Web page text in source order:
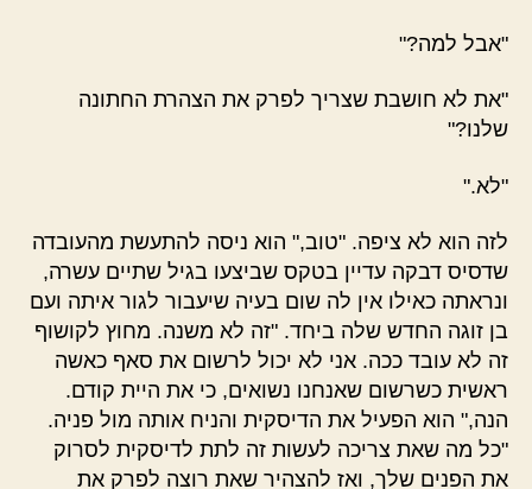
"אבל למה?"
"את לא חושבת שצריך לפרק את הצהרת החתונה
שלנו?"
"לא."
לזה הוא לא ציפה. "טוב," הוא ניסה להתעשת מהעובדה
שדסיס דבקה עדיין בטקס שביצעו בגיל שתיים עשרה,
ונראתה כאילו אין לה שום בעיה שיעבור לגור איתה ועם
בן זוגה החדש שלה ביחד. "זה לא משנה. מחוץ לקושוף
זה לא עובד ככה. אני לא יכול לרשום את סאף כאשה
ראשית כשרשום שאנחנו נשואים, כי את היית קודם.
הנה," הוא הפעיל את הדיסקית והניח אותה מול פניה.
"כל מה שאת צריכה לעשות זה לתת לדיסקית לסרוק
את הפנים שלך, ואז להצהיר שאת רוצה לפרק את